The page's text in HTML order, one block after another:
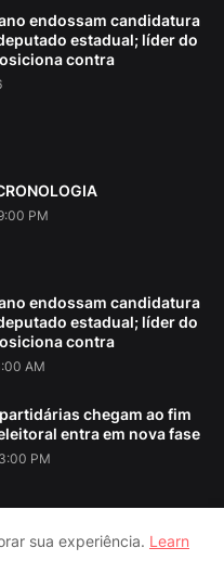
endossam candidatura
estadual; líder do
contra
PM
endossam candidatura
estadual; líder do
contra
AM
chegam ao fim
entra em nova fase
PM
sua experiência. Learn